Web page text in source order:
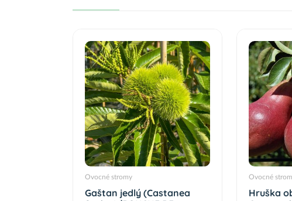
Ovocné stromy
Gaštan jedlý (Castanea
Ovocné
Hruška